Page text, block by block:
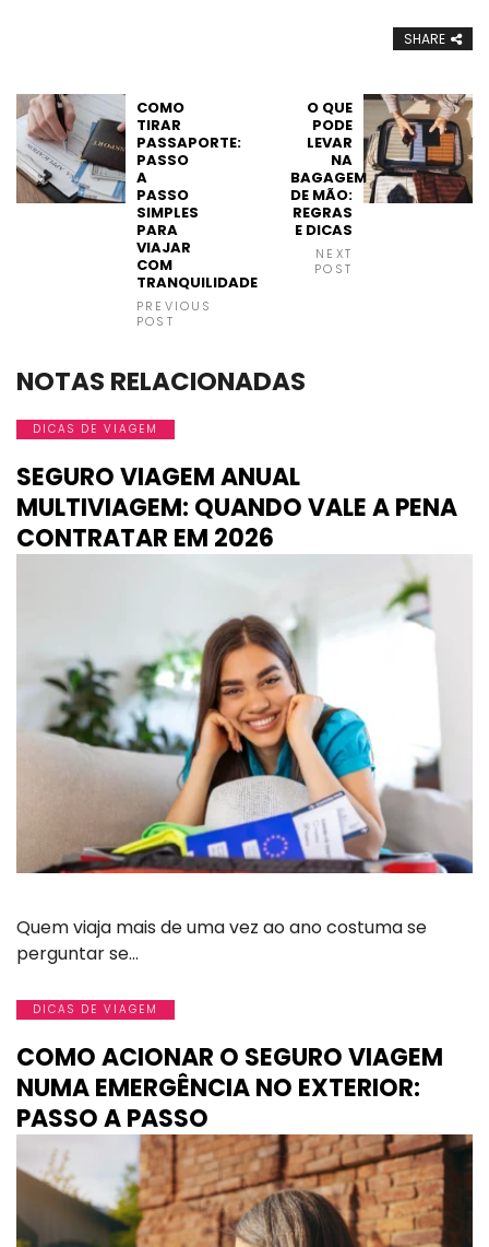
SHARE
COMO
TIRAR
PASSAPORTE:
PASSO
A
PASSO
SIMPLES
PARA
VIAJAR
COM
TRANQUILIDADE
PREVIOUS
POST
O QUE
PODE
LEVAR
NA
BAGAGEM
DE MÃO:
REGRAS
E DICAS
NEXT
POST
NOTAS RELACIONADAS
DICAS DE VIAGEM
SEGURO VIAGEM ANUAL
MULTIVIAGEM: QUANDO VALE A PENA
CONTRATAR EM 2026
Quem viaja mais de uma vez ao ano costuma se
perguntar se…
DICAS DE VIAGEM
COMO ACIONAR O SEGURO VIAGEM
NUMA EMERGÊNCIA NO EXTERIOR:
PASSO A PASSO